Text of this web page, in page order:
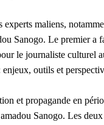
experts maliens,
Sanogo. Le premier
le journaliste culturel
outils et
et propagande en
Sanogo. Les